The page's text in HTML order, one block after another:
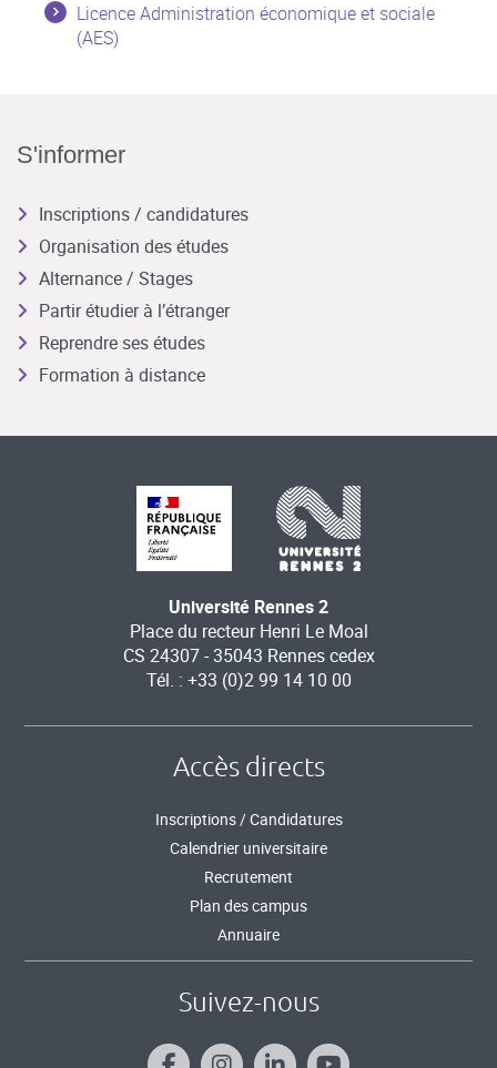
Licence Administration économique et sociale
(AES)
S'informer
Inscriptions / candidatures
Organisation des études
Alternance / Stages
Partir étudier à l’étranger
Reprendre ses études
Formation à distance
Université Rennes 2
Place du recteur Henri Le Moal
CS 24307 - 35043 Rennes cedex
Tél. : +33 (0)2 99 14 10 00
Accès directs
Inscriptions / Candidatures
Calendrier universitaire
Recrutement
Plan des campus
Annuaire
Suivez-nous